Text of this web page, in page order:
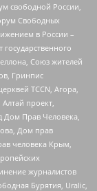
свободной России,
Свободных
в России –
Союз жителей
Гринпис
TCCN, Агора,
проект,
Прав Человека,
Дом прав
человека Крым,
журналистов
Бурятия, Uralic,